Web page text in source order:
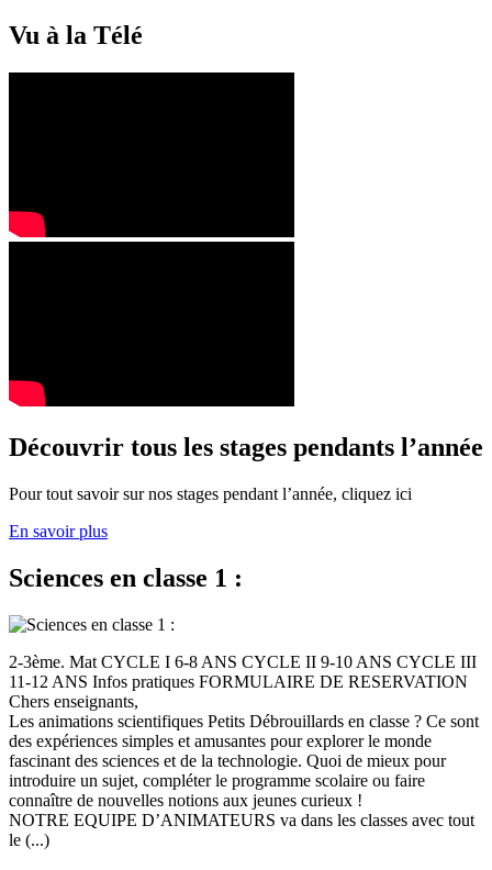
Vu à la Télé
Découvrir tous les stages pendants l’année
Pour tout savoir sur nos stages pendant l’année, cliquez ici
En savoir plus
Sciences en classe 1 :
2-3ème. Mat CYCLE I 6-8 ANS CYCLE II 9-10 ANS CYCLE III
11-12 ANS Infos pratiques FORMULAIRE DE RESERVATION
Chers enseignants,
Les animations scientifiques Petits Débrouillards en classe ? Ce sont
des expériences simples et amusantes pour explorer le monde
fascinant des sciences et de la technologie. Quoi de mieux pour
introduire un sujet, compléter le programme scolaire ou faire
connaître de nouvelles notions aux jeunes curieux !
NOTRE EQUIPE D’ANIMATEURS va dans les classes avec tout
le (...)